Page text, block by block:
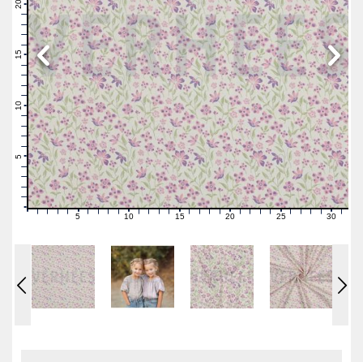
0
3
4
5
7
9
10
11
12
14
15
16
17
18
19
20
1 2 3 4 5 6 7 89101112131415161718192021222324252627282930 31